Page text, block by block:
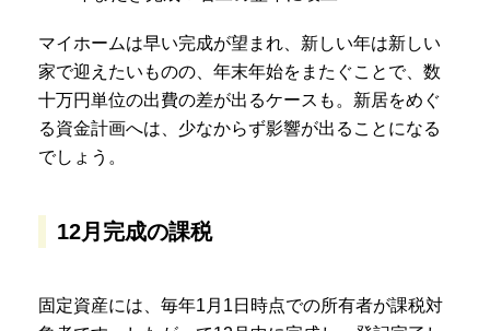
マイホームは早い完成が望まれ、新しい年は新しい
家で迎えたいものの、年末年始をまたぐことで、数
十万円単位の出費の差が出るケースも。新居をめぐ
る資金計画へは、少なからず影響が出ることになる
でしょう。
12月完成の課税
固定資産には、毎年1月1日時点での所有者が課税対